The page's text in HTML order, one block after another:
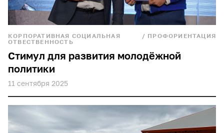
КОРПОРАТИВНАЯ СОЦИАЛЬНАЯ
ОТВЕСТВЕННОСТЬ
/ ПРОФОРИЕНТАЦИЯ
Стимул для развития молодёжной
политики
11 сентября 2025